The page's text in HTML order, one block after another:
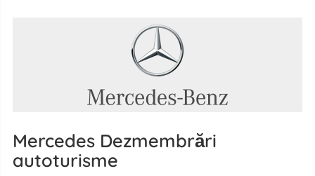
Mercedes Dezmembrări
autoturisme